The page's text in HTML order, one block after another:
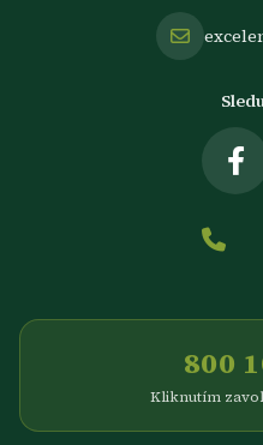
800
Kliknutím